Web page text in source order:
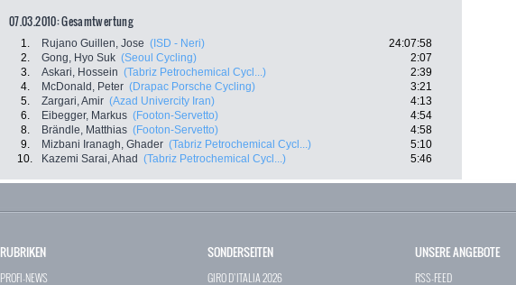
07.03.2010: Gesamtwertung
1. Rujano Guillen, Jose (ISD - Neri)
24:07:58
2.
Gong, Hyo Suk (Seoul Cycling)
2:07
3.
Askari, Hossein (Tabriz Petrochemical Cycl...)
2:39
4.
McDonald, Peter (Drapac Porsche Cycling)
3:21
5.
Zargari, Amir (Azad Univercity Iran)
4:13
6.
Eibegger, Markus (Footon-Servetto)
4:54
8.
Brändle, Matthias (Footon-Servetto)
4:58
9.
Mizbani Iranagh, Ghader (Tabriz Petrochemical Cycl...)
5:10
10.
Kazemi Sarai, Ahad (Tabriz Petrochemical Cycl...) 5:46
RUBRIKEN
PROFI-NEWS
SONDERSEITEN
GIRO D`ITALIA 2026
UNSERE ANGEBOTE
RSS-FEED